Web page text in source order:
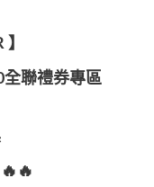
聯禮券專區